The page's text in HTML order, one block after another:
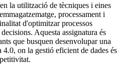
la utilització de tècniques i eines
processament i
d'optimitzar processos
Aquesta assignatura és
que busquen desenvolupar una
on la gestió eficient de dades és